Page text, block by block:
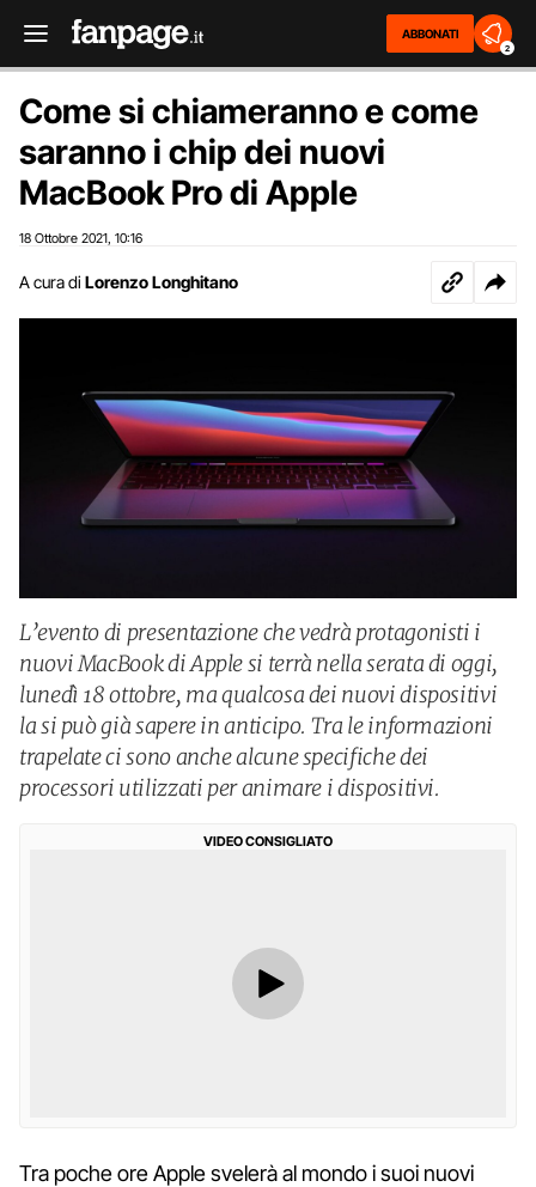
ABBONATI
2
Come si chiameranno e come
saranno i chip dei nuovi
MacBook Pro di Apple
18 Ottobre 2021 10:16
A cura di Lorenzo Longhitano
L’evento di presentazione che vedrà protagonisti i
nuovi MacBook di Apple si terrà nella serata di oggi,
lunedì 18 ottobre, ma qualcosa dei nuovi dispositivi
la si può già sapere in anticipo. Tra le informazioni
trapelate ci sono anche alcune specifiche dei
processori utilizzati per animare i dispositivi.
VIDEO CONSIGLIATO
Tra poche ore Apple svelerà al mondo i suoi nuovi